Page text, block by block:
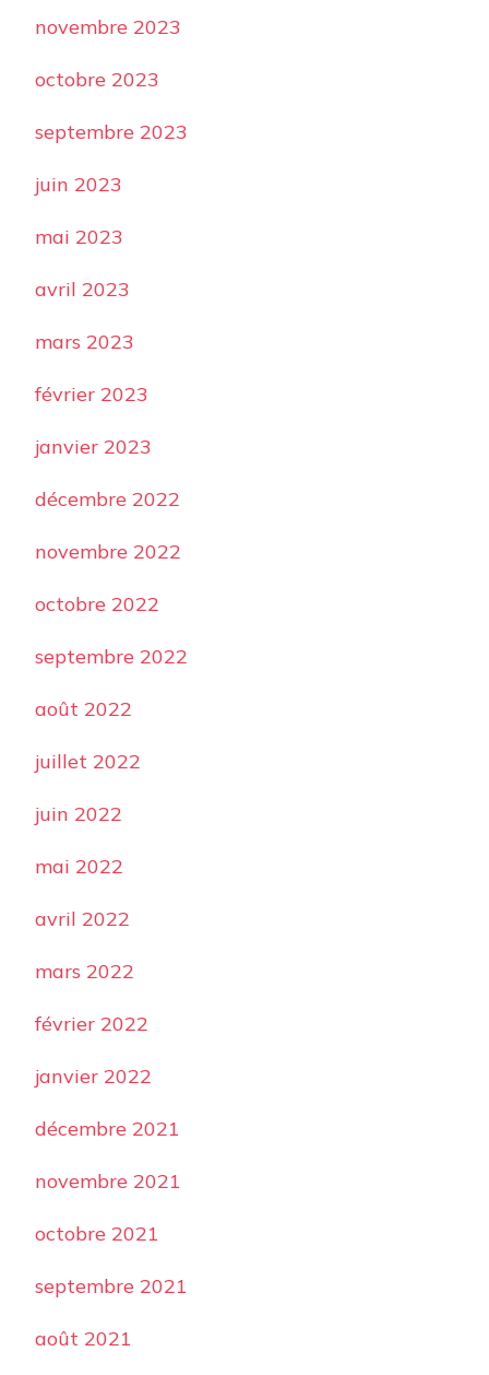
novembre 2023
octobre 2023
septembre 2023
juin 2023
mai 2023
avril 2023
mars 2023
février 2023
janvier 2023
décembre 2022
novembre 2022
octobre 2022
septembre 2022
août 2022
juillet 2022
juin 2022
mai 2022
avril 2022
mars 2022
février 2022
janvier 2022
décembre 2021
novembre 2021
octobre 2021
septembre 2021
août 2021